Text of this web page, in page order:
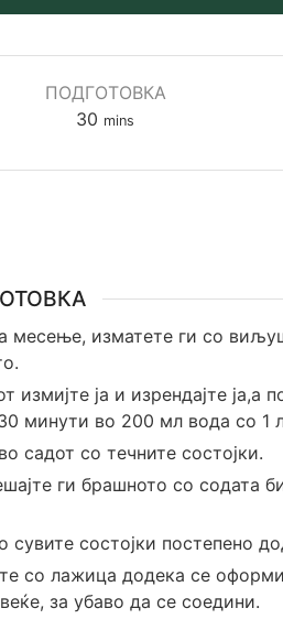
ПОДГОТОВКА
30 minutes
mins
месење, изматете ги со
измијте ја и изрендајте
минути во 200 мл вода со 1
садот со течните состојки.
ги брашното со содата
состојки постепено
со лажица додека се
за убаво да се соедини.